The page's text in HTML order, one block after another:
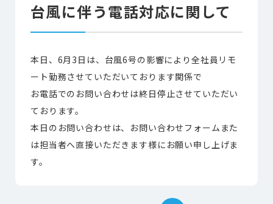
台風に伴う電話対応に関して
本日、6月3日は、台風6号の影響により全社員リモ
ート勤務させていただいております関係で
お電話でのお問い合わせは終日停止させていただい
ております。
本日のお問い合わせは、お問い合わせフォームまた
は担当者へ直接いただきます様にお願い申し上げま
す。